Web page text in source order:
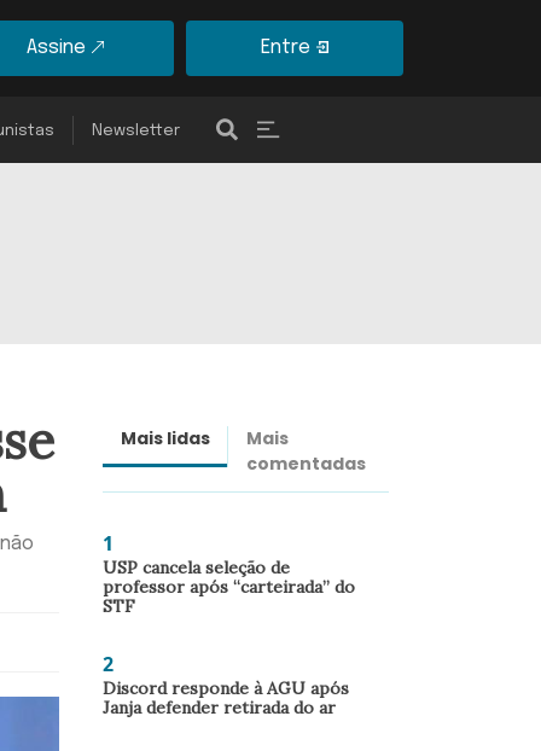
Assine Entre
Newsletter
Mais lidas
Mais
comentadas
1
USP cancela seleção de
professor após “carteirada” do
STF
2
Discord responde à AGU após
Janja defender retirada do ar